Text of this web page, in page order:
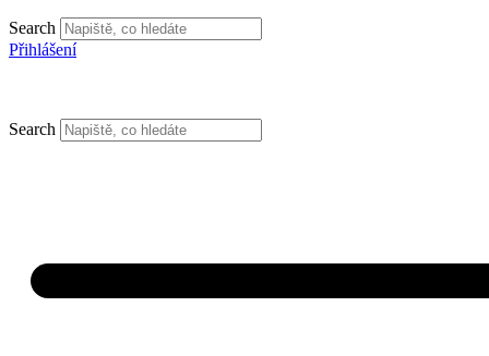
Search
Přihlášení
Search